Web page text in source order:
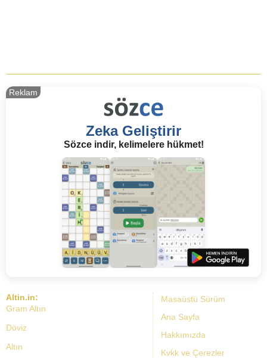
Zeka Geliştirir
Sözce indir, kelimelere hükmet!
Reklam
Masaüstü Sürüm
Ana Sayfa
Hakkımızda
Kvkk ve Çerezler
Altin.in:
Gram Altın
Döviz
Altın